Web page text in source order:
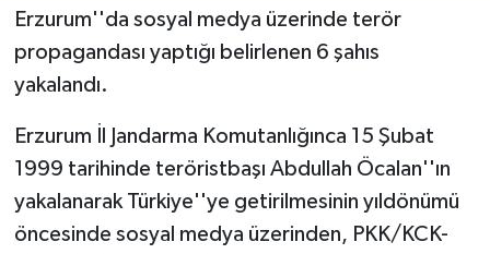
Erzurum''da sosyal medya üzerinde terör
propagandası yaptığı belirlenen 6 şahıs
yakalandı.
Erzurum İl Jandarma Komutanlığınca 15 Şubat
1999 tarihinde teröristbaşı Abdullah Öcalan''ın
yakalanarak Türkiye''ye getirilmesinin yıldönümü
öncesinde sosyal medya üzerinden, PKK/KCK-